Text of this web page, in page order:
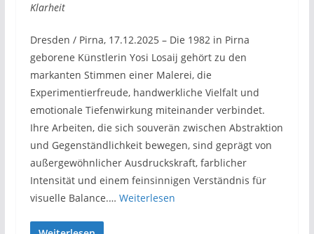
Klarheit
Dresden / Pirna, 17.12.2025 – Die 1982 in Pirna
geborene Künstlerin Yosi Losaij gehört zu den
markanten Stimmen einer Malerei, die
Experimentierfreude, handwerkliche Vielfalt und
emotionale Tiefenwirkung miteinander verbindet.
Ihre Arbeiten, die sich souverän zwischen Abstraktion
und Gegenständlichkeit bewegen, sind geprägt von
außergewöhnlicher Ausdruckskraft, farblicher
Intensität und einem feinsinnigen Verständnis für
visuelle Balance.… Weiterlesen